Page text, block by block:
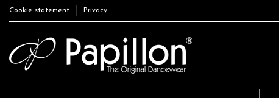
Cookie statement Privacy